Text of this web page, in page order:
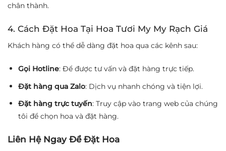
chân thành.
4. Cách Đặt Hoa Tại Hoa Tươi My My Rạch Giá
Khách hàng có thể dễ dàng đặt hoa qua các kênh sau:
Gọi Hotline: Để được tư vấn và đặt hàng trực tiếp.
Đặt hàng qua Zalo: Dịch vụ nhanh chóng và tiện lợi.
Đặt hàng trực tuyến: Truy cập vào trang web của chúng
tôi để chọn hoa và đặt hàng.
Liên Hệ Ngay Để Đặt Hoa